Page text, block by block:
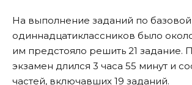
На выполнение заданий по
одиннадцатиклассников было
им предстояло решить 21 задание.
экзамен длился 3 часа 55 минут и
частей, включавших 19 заданий.